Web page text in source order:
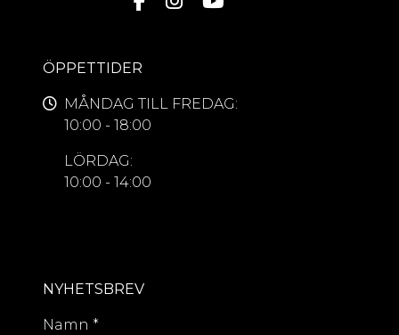
ÖPPETTIDER
MÅNDAG TILL FREDAG:
10:00 - 18:00
LÖRDAG:
10:00 - 14:00
NYHETSBREV
Namn *